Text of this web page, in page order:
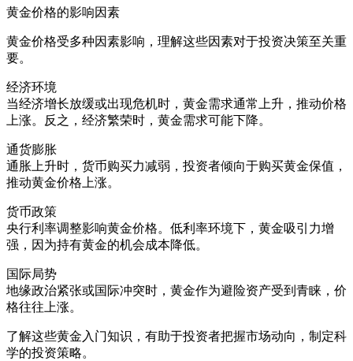
黄金价格的影响因素
黄金价格受多种因素影响，理解这些因素对于投资决策至关重
要。
经济环境
当经济增长放缓或出现危机时，黄金需求通常上升，推动价格
上涨。反之，经济繁荣时，黄金需求可能下降。
通货膨胀
通胀上升时，货币购买力减弱，投资者倾向于购买黄金保值，
推动黄金价格上涨。
货币政策
央行利率调整影响黄金价格。低利率环境下，黄金吸引力增
强，因为持有黄金的机会成本降低。
国际局势
地缘政治紧张或国际冲突时，黄金作为避险资产受到青睐，价
格往往上涨。
了解这些黄金入门知识，有助于投资者把握市场动向，制定科
学的投资策略。